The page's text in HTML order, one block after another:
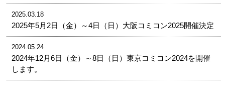
2025.03.18
2025年5月2日（金）～4日（日）大阪コミコン2025開催決定
2024.05.24
2024年12月6日（金）～8日（日）東京コミコン2024を開催
します。